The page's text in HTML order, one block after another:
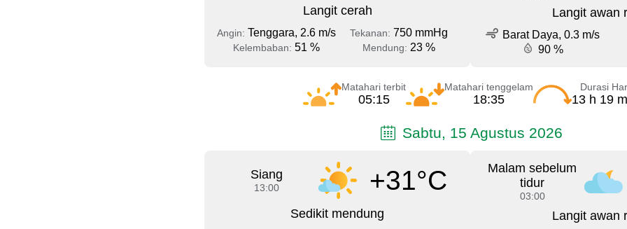
Langit cerah
Angin: Tenggara, 2.6 m/s Tekanan: 750 mmHg
Kelembaban: 51 % Mendung: 23 %
Langit awan
Barat Daya, 0.3 m/s
90 %
Matahari terbit
05:15
Matahari tenggelam
18:35
Durasi
13 h 19
Sabtu, 15 Agustus 2026
Siang
13:00 +31°C
Sedikit mendung
Malam sebelum
tidur
03:00
Langit awan